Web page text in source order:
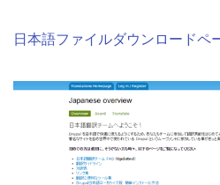
日本語ファイルダウンロードペ